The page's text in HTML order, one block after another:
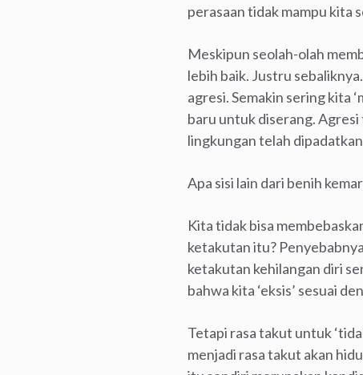
perasaan tidak mampu kita
Meskipun seolah-olah
lebih baik. Justru
agresi. Semakin sering kita
baru untuk diserang.
lingkungan telah
Apa sisi lain dari benih
Kita tidak bisa
ketakutan itu?
ketakutan kehilangan diri
bahwa kita ‘eksis’ sesuai
Tetapi rasa takut untuk
menjadi rasa takut akan